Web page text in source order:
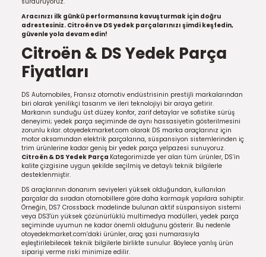
Aracınızı ilk günkü performansına kavuşturmak için doğru
adrestesiniz. Citroën ve DS yedek parçalarınızı şimdi keşfedin,
güvenle yola devam edin!
Citroën & DS Yedek Parça
Fiyatları
DS Automobiles, Fransız otomotiv endüstrisinin prestijli markalarından
biri olarak yenilikçi tasarım ve ileri teknolojiyi bir araya getirir.
Markanın sunduğu üst düzey konfor, zarif detaylar ve sofistike sürüş
deneyimi; yedek parça seçiminde de aynı hassasiyetin gösterilmesini
zorunlu kılar. otoyedekmarket.com olarak DS marka araçlarınız için
motor aksamından elektrik parçalarına, süspansiyon sistemlerinden iç
trim ürünlerine kadar geniş bir yedek parça yelpazesi sunuyoruz.
Citroën & DS Yedek Parça Kategorimizde yer alan tüm ürünler, DS’in
kalite çizgisine uygun şekilde seçilmiş ve detaylı teknik bilgilerle
desteklenmiştir.
DS araçlarının donanım seviyeleri yüksek olduğundan, kullanılan
parçalar da sıradan otomobillere göre daha karmaşık yapılara sahiptir.
Örneğin, DS7 Crossback modelinde bulunan aktif süspansiyon sistemi
veya DS3'ün yüksek çözünürlüklü multimedya modülleri, yedek parça
seçiminde uyumun ne kadar önemli olduğunu gösterir. Bu nedenle
otoyedekmarket.com’daki ürünler, araç şasi numarasıyla
eşleştirilebilecek teknik bilgilerle birlikte sunulur. Böylece yanlış ürün
siparişi verme riski minimize edilir.